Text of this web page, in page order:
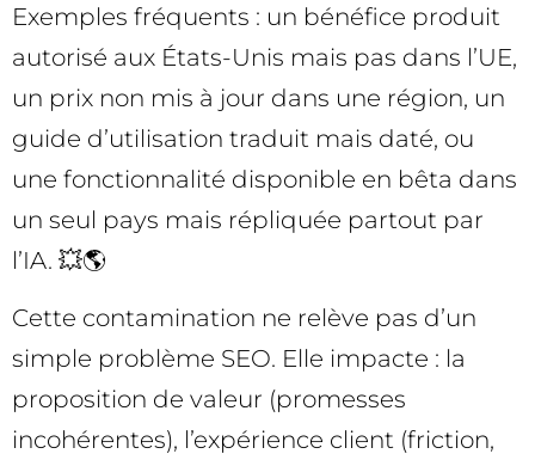
Exemples fréquents : un bénéfice produit
autorisé aux États-Unis mais pas dans l’UE,
un prix non mis à jour dans une région, un
guide d’utilisation traduit mais daté, ou
une fonctionnalité disponible en bêta dans
un seul pays mais répliquée partout par
l’IA. 💥🌎
Cette contamination ne relève pas d’un
simple problème SEO. Elle impacte : la
proposition de valeur (promesses
incohérentes), l’expérience client (friction,